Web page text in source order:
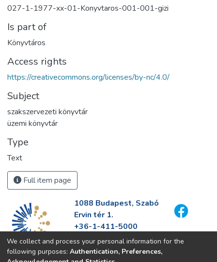
027-1-1977-xx-01-Konyvtaros-001-001-gizi
Is part of
Könyvtáros
Access rights
https://creativecommons.org/licenses/by-nc/4.0/
Subject
szakszervezeti könyvtár
üzemi könyvtár
Type
Text
Full item page
1088 Budapest, Szabó
Ervin tér 1.
+36-1-411-5000
info@fszek.hu
https://fszek.hu
We collect and process your personal information for the
following purposes: Authentication, Preferences,